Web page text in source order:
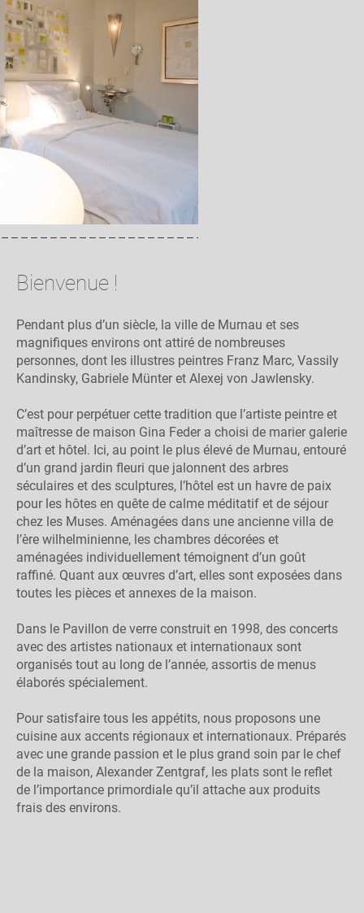
Bienvenue !
Pendant plus d’un siècle, la ville de Murnau et ses
magnifiques environs ont attiré de nombreuses
personnes, dont les illustres peintres Franz Marc, Vassily
Kandinsky, Gabriele Münter et Alexej von Jawlensky.
C’est pour perpétuer cette tradition que l’artiste peintre et
maîtresse de maison Gina Feder a choisi de marier galerie
d’art et hôtel. Ici, au point le plus élevé de Murnau, entouré
d’un grand jardin fleuri que jalonnent des arbres
séculaires et des sculptures, l’hôtel est un havre de paix
pour les hôtes en quête de calme méditatif et de séjour
chez les Muses. Aménagées dans une ancienne villa de
l’ère wilhelminienne, les chambres décorées et
aménagées individuellement témoignent d’un goût
raffiné. Quant aux œuvres d’art, elles sont exposées dans
toutes les pièces et annexes de la maison.
Dans le Pavillon de verre construit en 1998, des concerts
avec des artistes nationaux et internationaux sont
organisés tout au long de l’année, assortis de menus
élaborés spécialement.
Pour satisfaire tous les appétits, nous proposons une
cuisine aux accents régionaux et internationaux. Préparés
avec une grande passion et le plus grand soin par le chef
de la maison, Alexander Zentgraf, les plats sont le reflet
de l’importance primordiale qu’il attache aux produits
frais des environs.